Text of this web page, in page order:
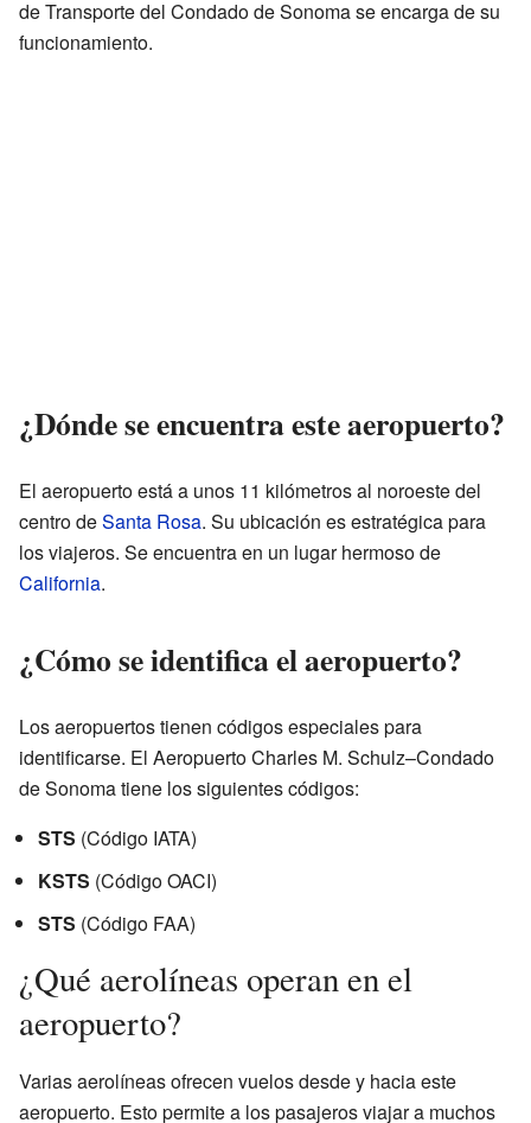
de Transporte del Condado de Sonoma se encarga de su
funcionamiento.
¿Dónde se encuentra este aeropuerto?
El aeropuerto está a unos 11 kilómetros al noroeste del
centro deSanta Rosa. Su ubicación es estratégica para
los viajeros. Se encuentra en un lugar hermoso de
California.
¿Cómo se identifica el aeropuerto?
Los aeropuertos tienen códigos especiales para
identificarse. El Aeropuerto Charles M. Schulz–Condado
de Sonoma tiene los siguientes códigos:
STS (Código IATA)
KSTS (Código OACI)
STS (Código FAA)
¿Qué aerolíneas operan en el
aeropuerto?
Varias aerolíneas ofrecen vuelos desde y hacia este
aeropuerto. Esto permite a los pasajeros viajar a muchos